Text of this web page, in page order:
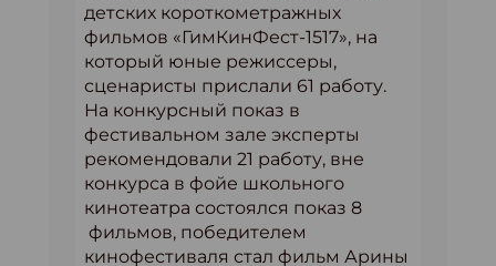
детских короткометражных
фильмов «ГимКинФест-1517», на
который юные режиссеры,
сценаристы прислали 61 работу.
На конкурсный показ в
фестивальном зале эксперты
рекомендовали 21 работу, вне
конкурса в фойе школьного
кинотеатра состоялся показ 8
фильмов, победителем
кинофестиваля стал фильм Арины